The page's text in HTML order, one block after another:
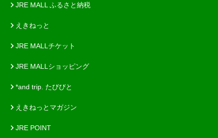
JRE MALL ふるさと納税
えきねっと
JRE MALLチケット
JRE MALLショッピング
*and trip. たびびと
えきねっとマガジン
JRE POINT